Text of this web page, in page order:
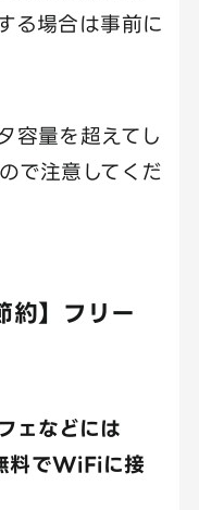
る場合は事前に
容量を超えてし
で注意してくだ
約】フリー
ェなどには
料でWiFiに接